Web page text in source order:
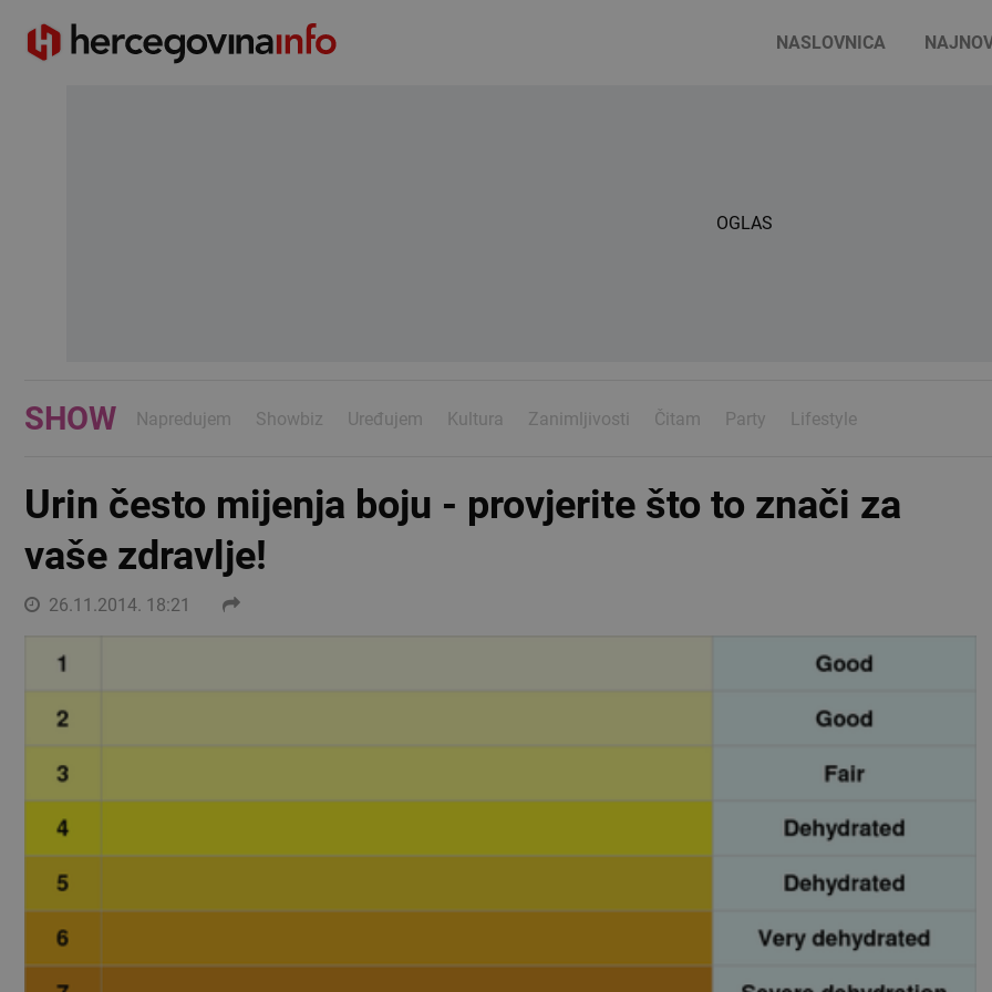
NASLOVNICA
OGLAS
SHOW Napredujem Showbiz Uređujem Kultura Zanimljivosti Čitam Party Lifestyle
Urin često mijenja boju - provjerite što to znači za
vaše zdravlje!
26.11.2014. 18:21